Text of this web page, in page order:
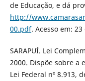
de Educação, e dá
http://
00.pdf. Acesso em:
SARAPUÍ. Lei
2000. Dispõe sobre a
Lei Federal nº 8.913,